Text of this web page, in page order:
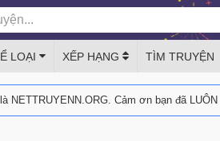
LOẠI XẾP HẠNG TÌM TRUYỆN
Cảm ơn bạn đã LUÔN